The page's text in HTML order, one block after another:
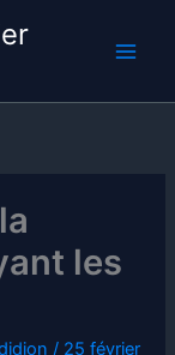
les
/ 25 février